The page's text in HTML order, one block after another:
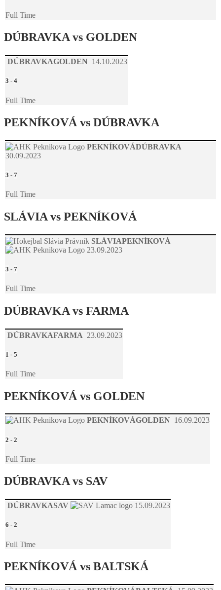
Full Time
DÚBRAVKA vs GOLDEN
DÚBRAVKAGOLDEN 14.10.2023
3 - 4
Full Time
PEKNÍKOVÁ vs DÚBRAVKA
PEKNÍKOVÁDÚBRAVKA
30.09.2023
3 - 7
Full Time
SLÁVIA vs PEKNÍKOVÁ
SLÁVIAPEKNÍKOVÁ
23.09.2023
3 - 7
Full Time
DÚBRAVKA vs FARMA
DÚBRAVKAFARMA 23.09.2023
1 - 5
Full Time
PEKNÍKOVÁ vs GOLDEN
PEKNÍKOVÁGOLDEN 16.09.2023
2 - 2
Full Time
DÚBRAVKA vs SAV
DÚBRAVKASAV 15.09.2023
6 - 2
Full Time
PEKNÍKOVÁ vs BALTSKÁ